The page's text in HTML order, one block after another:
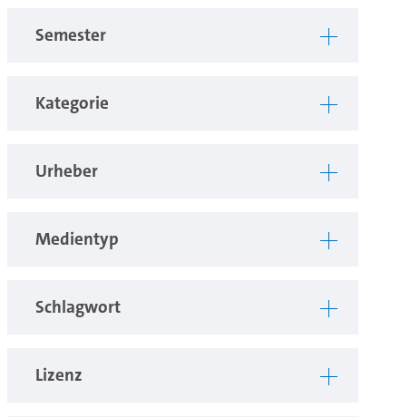
Semester
Kategorie
Urheber
Medientyp
Schlagwort
Lizenz